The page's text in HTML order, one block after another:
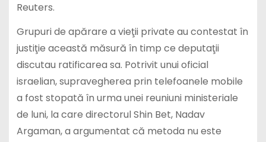
Reuters.
Grupuri de apărare a vieţii private au contestat în
justiţie această măsură în timp ce deputaţii
discutau ratificarea sa. Potrivit unui oficial
israelian, supravegherea prin telefoanele mobile
a fost stopată în urma unei reuniuni ministeriale
de luni, la care directorul Shin Bet, Nadav
Argaman, a argumentat că metoda nu este